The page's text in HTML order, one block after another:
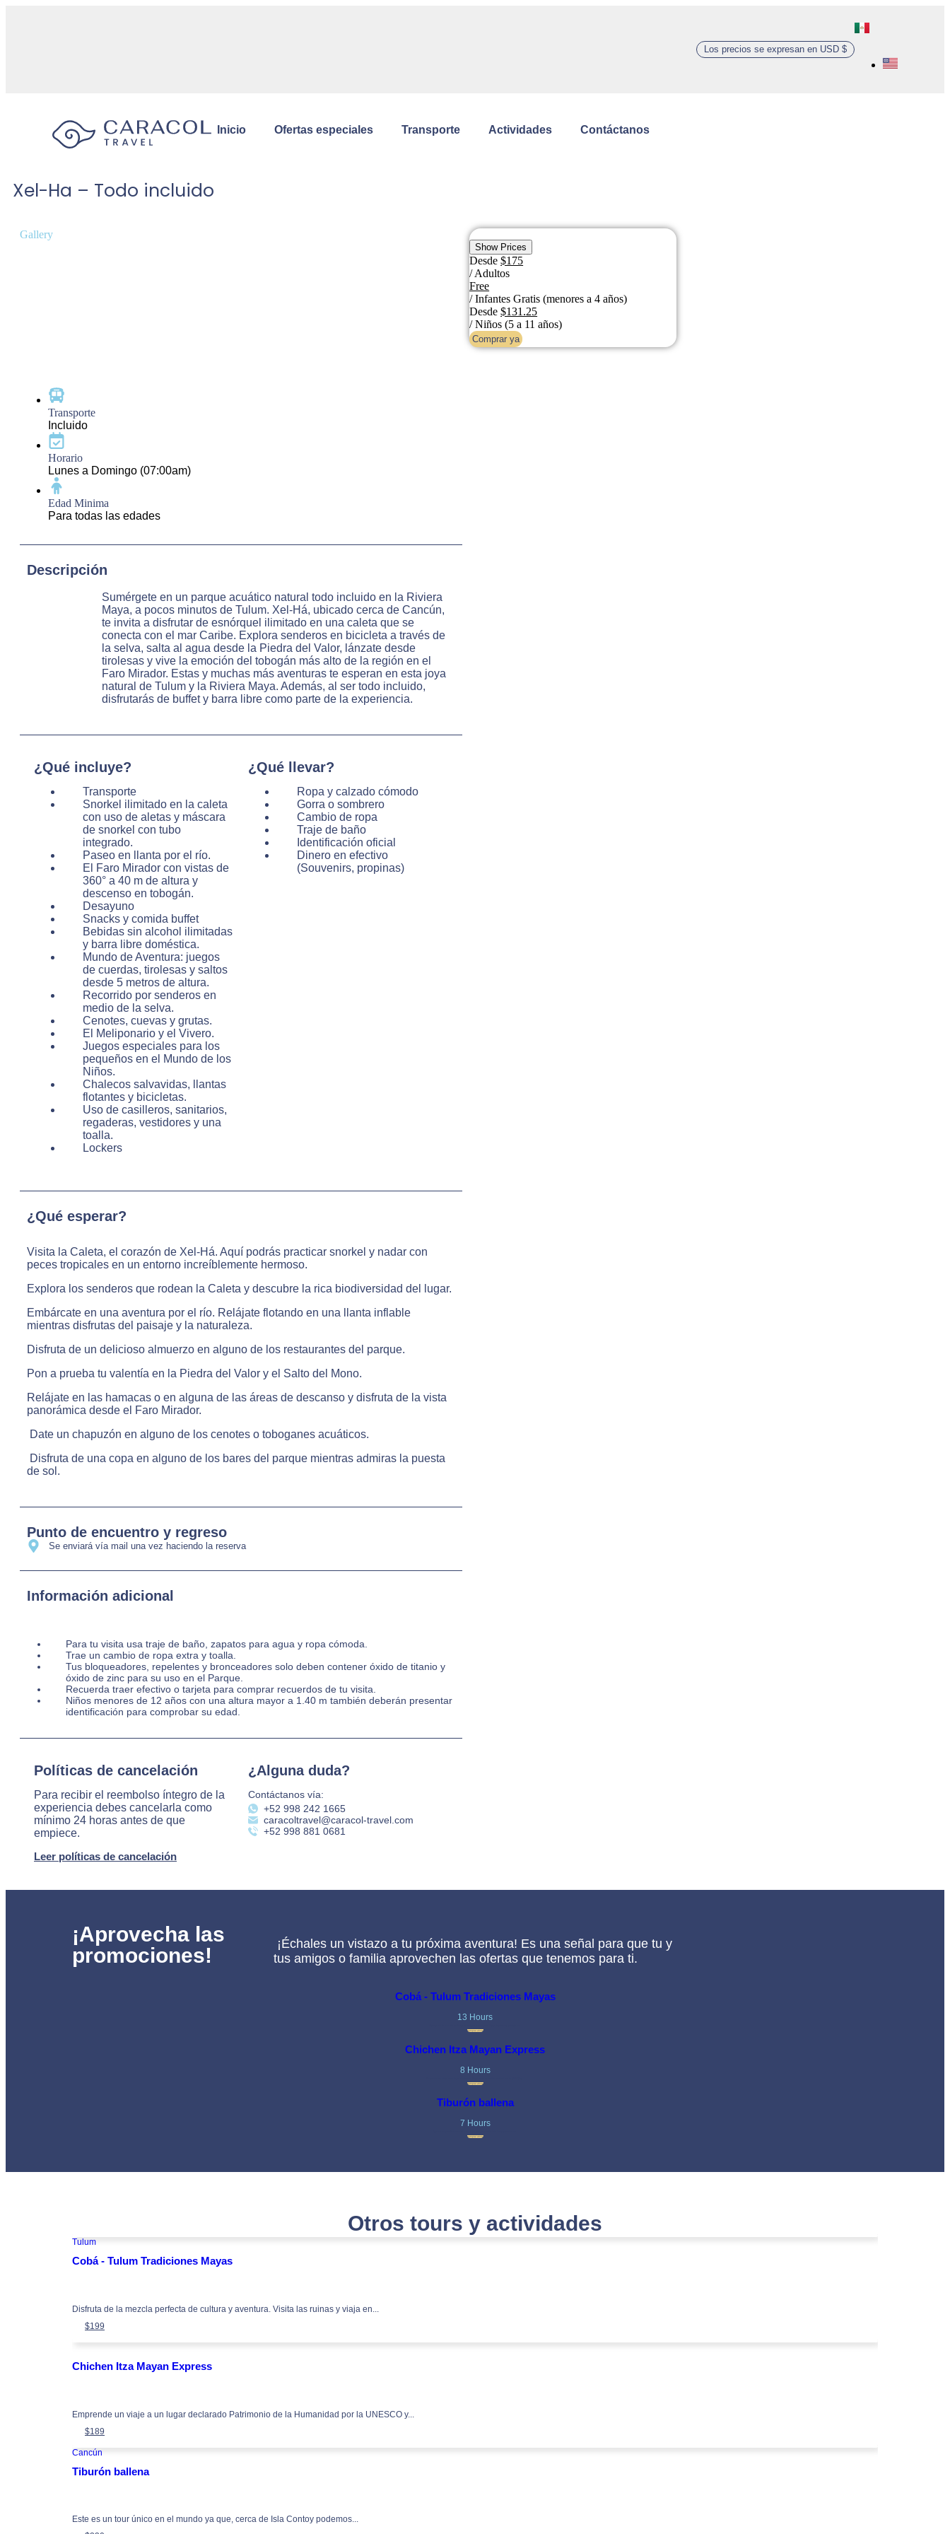
Los precios se expresan en USD $
Inicio Ofertas especiales Transporte Actividades Contáctanos
Xel-Ha – Todo incluido
Gallery
Show Prices
Desde $175
/ Adultos
Free
/ Infantes Gratis (menores a 4 años)
Desde $131.25
/ Niños (5 a 11 años)
Comprar ya
Transporte
Incluido
Horario
Lunes a Domingo (07:00am)
Edad Minima
Para todas las edades
Descripción
Sumérgete en un parque acuático natural todo incluido en la Riviera
Maya, a pocos minutos de Tulum. Xel-Há, ubicado cerca de Cancún,
te invita a disfrutar de esnórquel ilimitado en una caleta que se
conecta con el mar Caribe. Explora senderos en bicicleta a través de
la selva, salta al agua desde la Piedra del Valor, lánzate desde
tirolesas y vive la emoción del tobogán más alto de la región en el
Faro Mirador. Estas y muchas más aventuras te esperan en esta joya
natural de Tulum y la Riviera Maya. Además, al ser todo incluido,
disfrutarás de buffet y barra libre como parte de la experiencia.
¿Qué incluye?
Transporte
Snorkel ilimitado en la caleta
con uso de aletas y máscara
de snorkel con tubo
integrado.
Paseo en llanta por el río.
El Faro Mirador con vistas de
360° a 40 m de altura y
descenso en tobogán.
Desayuno
Snacks y comida buffet
Bebidas sin alcohol ilimitadas
y barra libre doméstica.
Mundo de Aventura: juegos
de cuerdas, tirolesas y saltos
desde 5 metros de altura.
Recorrido por senderos en
medio de la selva.
Cenotes, cuevas y grutas.
El Meliponario y el Vivero.
Juegos especiales para los
pequeños en el Mundo de los
Niños.
Chalecos salvavidas, llantas
flotantes y bicicletas.
Uso de casilleros, sanitarios,
regaderas, vestidores y una
toalla.
Lockers
¿Qué llevar?
Ropa y calzado cómodo
Gorra o sombrero
Cambio de ropa
Traje de baño
Identificación oficial
Dinero en efectivo
(Souvenirs, propinas)
¿Qué esperar?
Visita la Caleta, el corazón de Xel-Há. Aquí podrás practicar snorkel y nadar con
peces tropicales en un entorno increíblemente hermoso.
Explora los senderos que rodean la Caleta y descubre la rica biodiversidad del lugar.
Embárcate en una aventura por el río. Relájate flotando en una llanta inflable
mientras disfrutas del paisaje y la naturaleza.
Disfruta de un delicioso almuerzo en alguno de los restaurantes del parque.
Pon a prueba tu valentía en la Piedra del Valor y el Salto del Mono.
Relájate en las hamacas o en alguna de las áreas de descanso y disfruta de la vista
panorámica desde el Faro Mirador.
Date un chapuzón en alguno de los cenotes o toboganes acuáticos.
Disfruta de una copa en alguno de los bares del parque mientras admiras la puesta
de sol.
Punto de encuentro y regreso
Se enviará vía mail una vez haciendo la reserva
Información adicional
Para tu visita usa traje de baño, zapatos para agua y ropa cómoda.
Trae un cambio de ropa extra y toalla.
Tus bloqueadores, repelentes y bronceadores solo deben contener óxido de titanio y
óxido de zinc para su uso en el Parque.
Recuerda traer efectivo o tarjeta para comprar recuerdos de tu visita.
Niños menores de 12 años con una altura mayor a 1.40 m también deberán presentar
identificación para comprobar su edad.
Políticas de cancelación
Para recibir el reembolso íntegro de la
experiencia debes cancelarla como
mínimo 24 horas antes de que
empiece.
Leer políticas de cancelación
¿Alguna duda?
Contáctanos vía:
‪+52 998 242 1665‬
caracoltravel@caracol-travel.com
+52 998 881 0681
¡Aprovecha las
promociones!
¡Échales un vistazo a tu próxima aventura! Es una señal para que tu y
tus amigos o familia aprovechen las ofertas que tenemos para ti.
Cobá - Tulum Tradiciones Mayas
13 Hours
Comprar ahora
Chichen Itza Mayan Express
8 Hours
Comprar ahora
Tiburón ballena
7 Hours
Comprar ahora
Otros tours y actividades
Cobá - Tulum Tradiciones Mayas
Disfruta de la mezcla perfecta de cultura y aventura. Visita las ruinas y viaja en...
Tulum
$199
Chichen Itza Mayan Express
Emprende un viaje a un lugar declarado Patrimonio de la Humanidad por la UNESCO y...
$189
Tiburón ballena
Este es un tour único en el mundo ya que, cerca de Isla Contoy podemos...
Cancún